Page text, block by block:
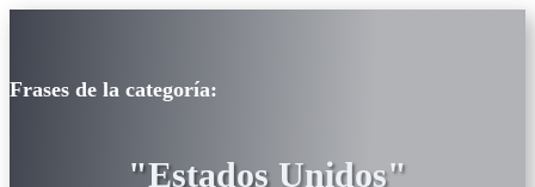
Frases de la categoría:
"Estados Unidos"